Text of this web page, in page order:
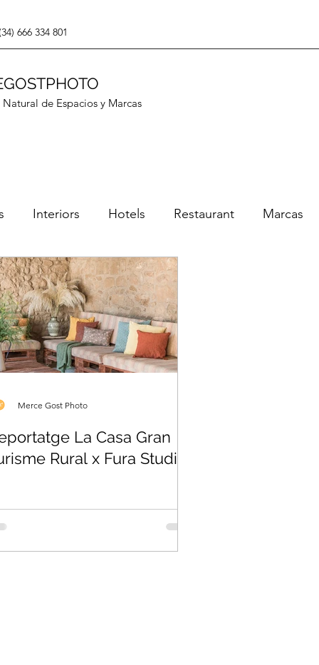
666 334 801
de Espacios y Marcas
Interiors Hotels Restaurant Marcas
La Casa Gran
Rural x Fura Studio
Merce Gost Photo